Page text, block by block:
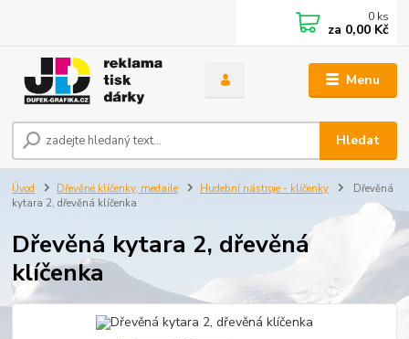
Menu
Hledat
0 ks
za 0,00 Kč
Úvod Dřevěné klíčenky, medaile Hudební nástroje - klíčenky
Dřevěná
kytara 2, dřevěná klíčenka
Dřevěná kytara 2, dřevěná
klíčenka